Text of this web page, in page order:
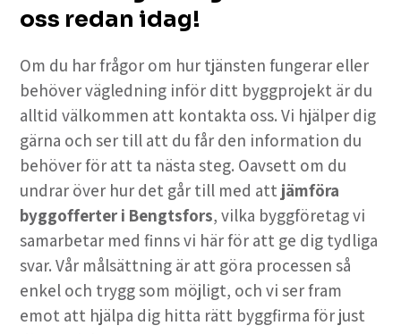
oss redan idag!
Om du har frågor om hur tjänsten fungerar eller
behöver vägledning inför ditt byggprojekt är du
alltid välkommen att kontakta oss. Vi hjälper dig
gärna och ser till att du får den information du
behöver för att ta nästa steg. Oavsett om du
undrar över hur det går till med att jämföra
byggofferter i Bengtsfors, vilka byggföretag vi
samarbetar med finns vi här för att ge dig tydliga
svar. Vår målsättning är att göra processen så
enkel och trygg som möjligt, och vi ser fram
emot att hjälpa dig hitta rätt byggfirma för just